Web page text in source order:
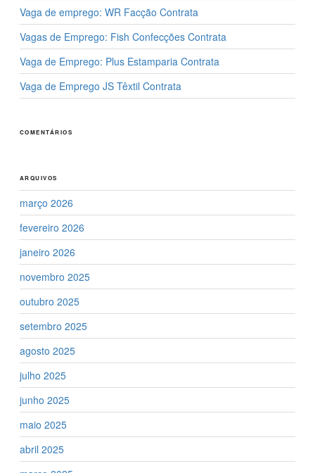
Vaga de emprego: WR Facção Contrata
Vagas de Emprego: Fish Confecções Contrata
Vaga de Emprego: Plus Estamparia Contrata
Vaga de Emprego JS Têxtil Contrata
COMENTÁRIOS
ARQUIVOS
março 2026
fevereiro 2026
janeiro 2026
novembro 2025
outubro 2025
setembro 2025
agosto 2025
julho 2025
junho 2025
maio 2025
abril 2025